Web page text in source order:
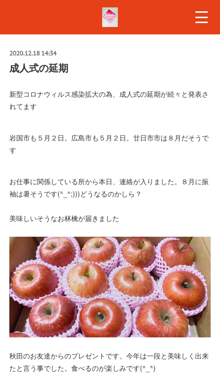
2020.12.18 14:34
成人式の延期
新型コロナウィルス感染拡大の為、成人式の延期が続々と発表さ
れてます
岩国市も５月２日。広島市も５月２日。廿日市市は８月だそうで
す
お仕事に関係している所から本日、連絡が入りました。８月に振
袖は暑そうです(^_^;)))どうなるのかしら？
美味しいそうなお林檎が届きました
秋田のお友達からのプレゼントです。今年は一段と美味しく出来
たと言う事でした。食べるのが楽しみです(^_^)